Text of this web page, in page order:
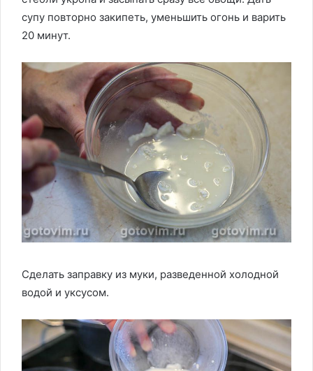
супу повторно закипеть, уменьшить огонь и варить
20 минут.
Сделать заправку из муки, разведенной холодной
водой и уксусом.